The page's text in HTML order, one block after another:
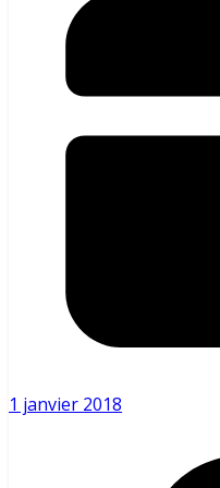
1 janvier 2018